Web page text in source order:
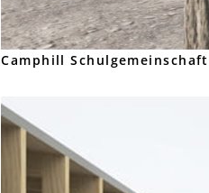
Camphill Schulgemeinschaft